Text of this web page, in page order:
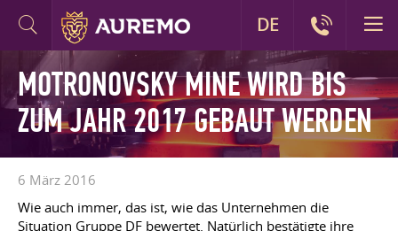
MOTRONOVSKY MINE WIRD BIS
ZUM JAHR 2017 GEBAUT WERDEN
6 März 2016
Wie auch immer, das ist, wie das Unternehmen die
Situation Gruppe DF bewertet. Natürlich bestätigte ihre
DE